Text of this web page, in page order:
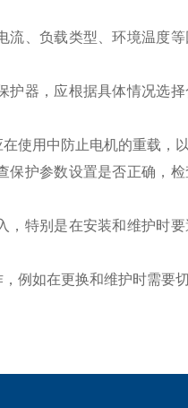
负载类型、环境温度等
，应根据具体情况选择
用中防止电机的重载，以
参数设置是否正确，检
别是在安装和维护时要
如在更换和维护时需要切